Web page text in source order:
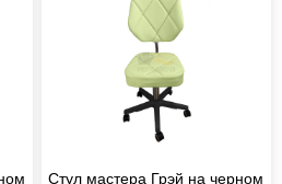
Стул мастера Грэй на черном